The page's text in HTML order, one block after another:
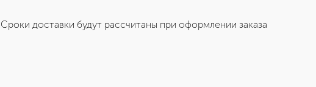
Сроки доставки будут рассчитаны при оформлении заказа